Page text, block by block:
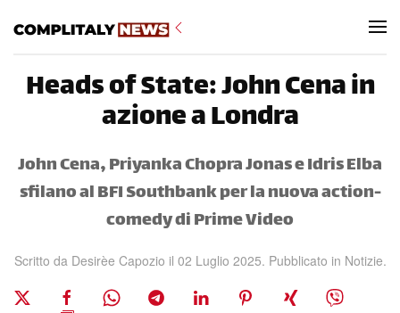
Heads of State: John Cena in
azione a Londra
John Cena, Priyanka Chopra Jonas e Idris Elba
sfilano al BFI Southbank per la nuova action-
comedy di Prime Video
Scritto da Desirèe Capozio il 02 Luglio 2025. Pubblicato in Notizie.